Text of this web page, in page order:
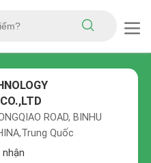
ROAD, BINHU
Quốc
nhận